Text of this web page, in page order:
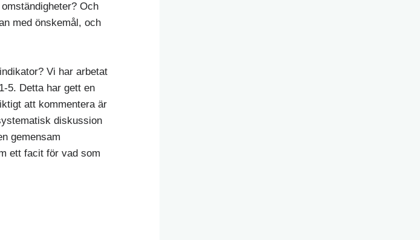
Och
med önskemål, och
Vi har arbetat
5. Detta har gett en
att kommentera är
diskussion
gemensam
ett facit för vad som